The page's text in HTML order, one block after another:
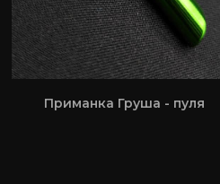
Приманка Груша - пуля